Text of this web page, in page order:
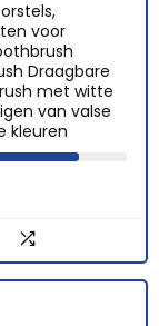
voor
Draagbare
met witte
van valse
kleuren